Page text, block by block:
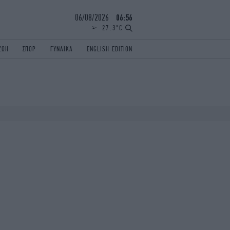
06/08/2026 06:56
27.3°C
ΣΠΟΡ ΓΥΝΑΙΚΑ ENGLISH EDITION